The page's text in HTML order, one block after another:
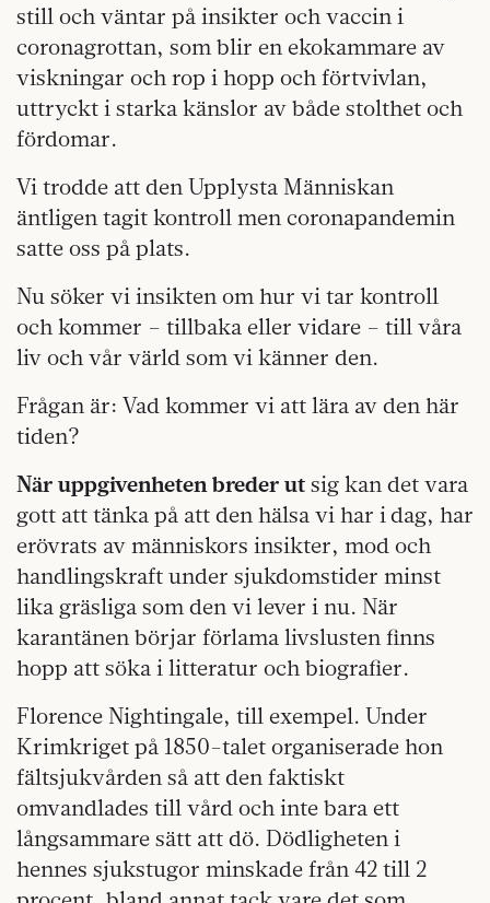
still och väntar på insikter och vaccin i
coronagrottan, som blir en ekokammare av
viskningar och rop i hopp och förtvivlan,
uttryckt i starka känslor av både stolthet och
fördomar.
Vi trodde att den Upplysta Människan
äntligen tagit kontroll men coronapandemin
satte oss på plats.
Nu söker vi insikten om hur vi tar kontroll
och kommer – tillbaka eller vidare – till våra
liv och vår värld som vi känner den.
Frågan är: Vad kommer vi att lära av den här
tiden?
När uppgivenheten breder ut sig kan det vara
gott att tänka på att den hälsa vi har i dag, har
erövrats av människors insikter, mod och
handlingskraft under sjukdomstider minst
lika gräsliga som den vi lever i nu. När
karantänen börjar förlama livslusten finns
hopp att söka i litteratur och biografier.
Florence Nightingale, till exempel. Under
Krimkriget på 1850-talet organiserade hon
fältsjukvården så att den faktiskt
omvandlades till vård och inte bara ett
långsammare sätt att dö. Dödligheten i
hennes sjukstugor minskade från 42 till 2